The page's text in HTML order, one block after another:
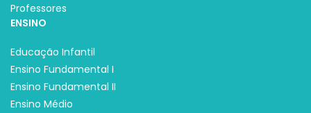
Professores
ENSINO
Educação Infantil
Ensino Fundamental I
Ensino Fundamental II
Ensino Médio